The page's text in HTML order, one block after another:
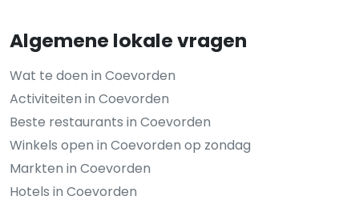
Algemene lokale vragen
Wat te doen in Coevorden
Activiteiten in Coevorden
Beste restaurants in Coevorden
Winkels open in Coevorden op zondag
Markten in Coevorden
Hotels in Coevorden